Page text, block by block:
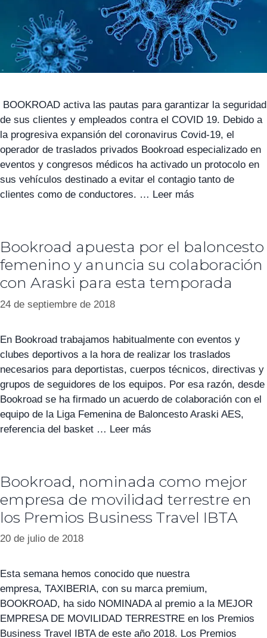
BOOKROAD activa las pautas para garantizar la seguridad
de sus clientes y empleados contra el COVID 19. Debido a
la progresiva expansión del coronavirus Covid-19, el
operador de traslados privados Bookroad especializado en
eventos y congresos médicos ha activado un protocolo en
sus vehículos destinado a evitar el contagio tanto de
clientes como de conductores. … Leer más
Bookroad apuesta por el baloncesto
femenino y anuncia su colaboración
con Araski para esta temporada
24 de septiembre de 2018
En Bookroad trabajamos habitualmente con eventos y
clubes deportivos a la hora de realizar los traslados
necesarios para deportistas, cuerpos técnicos, directivas y
grupos de seguidores de los equipos. Por esa razón, desde
Bookroad se ha firmado un acuerdo de colaboración con el
equipo de la Liga Femenina de Baloncesto Araski AES,
referencia del basket … Leer más
Bookroad, nominada como mejor
empresa de movilidad terrestre en
los Premios Business Travel IBTA
20 de julio de 2018
Esta semana hemos conocido que nuestra
empresa, TAXIBERIA, con su marca premium,
BOOKROAD, ha sido NOMINADA al premio a la MEJOR
EMPRESA DE MOVILIDAD TERRESTRE en los Premios
Business Travel IBTA de este año 2018. Los Premios